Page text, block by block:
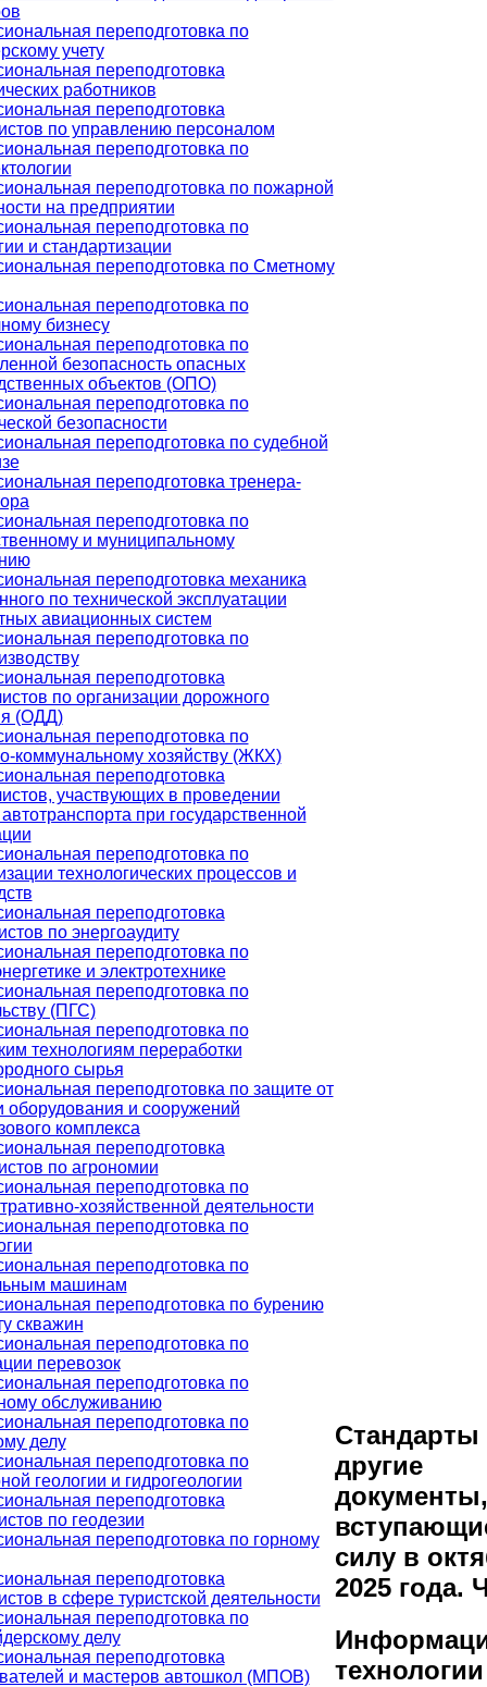
переподготовка по
учету
переподготовка
работников
переподготовка
по управлению персоналом
переподготовка по
переподготовка по пожарной
на предприятии
переподготовка по
и стандартизации
переподготовка по Сметному
переподготовка по
бизнесу
переподготовка по
безопасность опасных
объектов (ОПО)
переподготовка по
безопасности
переподготовка по судебной
переподготовка тренера-
переподготовка по
и муниципальному
переподготовка механика
по технической эксплуатации
авиационных систем
переподготовка по
переподготовка
по организации дорожного
(ОДД)
переподготовка по
коммунальному хозяйству (ЖКХ)
переподготовка
участвующих в проведении
при государственной
переподготовка по
технологических процессов и
переподготовка
по энергоаудиту
переподготовка по
и электротехнике
переподготовка по
(ПГС)
переподготовка по
технологиям переработки
сырья
переподготовка по защите от
оборудования и сооружений
комплекса
переподготовка
по агрономии
переподготовка по
хозяйственной деятельности
переподготовка по
переподготовка по
машинам
переподготовка по бурению
скважин
переподготовка по
перевозок
переподготовка по
обслуживанию
переподготовка по
делу
переподготовка по
геологии и гидрогеологии
переподготовка
по геодезии
переподготовка по горному
переподготовка
в сфере туристской деятельности
переподготовка по
делу
переподготовка
и мастеров автошкол (МПОВ)
Стандарты
другие
документы,
силу в
2025 года.
технологии